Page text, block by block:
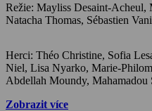
najít cestu ven a přežít.
Režie: Mayliss Desaint-Acheul,
Natacha Thomas, Sébastien
Herci: Théo Christine, Sofia Lesaffre, Finnegan Oldfield, Jérôme
Niel, Lisa Nyarko, Marie-Philomène Nga, Emmanuel Bonami,
Abdellah Moundy,
Zobrazit více